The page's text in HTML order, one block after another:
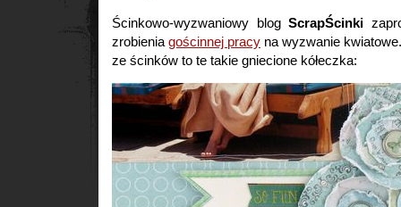
Ścinkowo-wyzwaniowy blogScrapŚcinki
zrobienia gościnnej pracy na wyzwanie
ze ścinków to te takie gniecione kółeczka: